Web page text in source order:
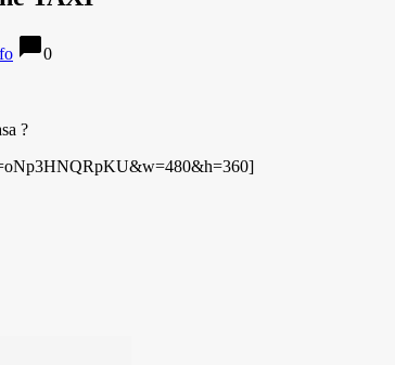
chat_bubble0
?